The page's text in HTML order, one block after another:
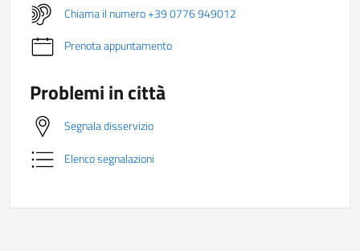
Chiama il numero +39 0776 949012
Prenota appuntamento
Problemi in città
Segnala disservizio
Elenco segnalazioni